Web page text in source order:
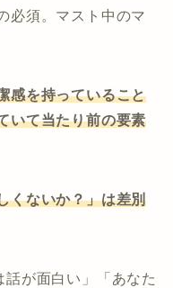
必須。マスト中のマ
感を持っていること
いて当たり前の要素
くないか？」は差別
が面白い」「あなた